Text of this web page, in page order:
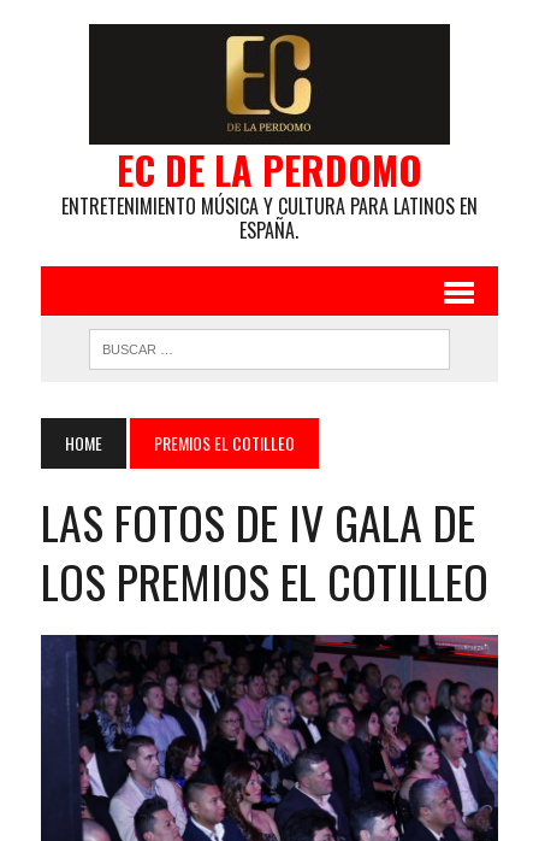
EC DE LA PERDOMO
ENTRETENIMIENTO MÚSICA Y CULTURA PARA LATINOS EN
ESPAÑA.
HOME PREMIOS EL COTILLEO
LAS FOTOS DE IV GALA DE
LOS PREMIOS EL COTILLEO